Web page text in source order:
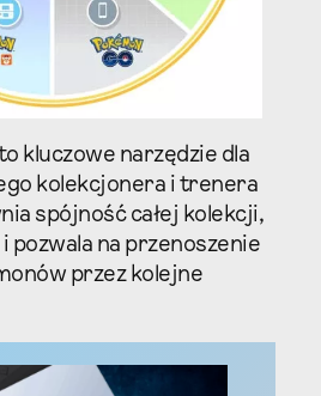
kluczowe narzędzie dla
kolekcjonera i trenera
spójność całej kolekcji,
pozwala na przenoszenie
przez kolejne